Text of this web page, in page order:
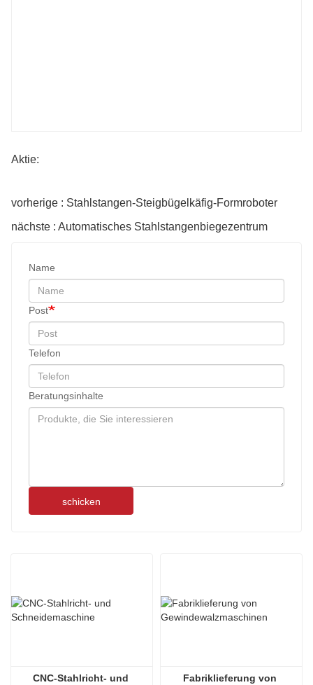
Aktie:
vorherige : Stahlstangen-Steigbügelkäfig-Formroboter
nächste : Automatisches Stahlstangenbiegezentrum
Name
Post
Telefon
Beratungsinhalte
schicken
CNC-Stahlricht- und
Fabriklieferung von